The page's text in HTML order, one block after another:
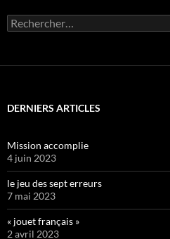
Rechercher :
DERNIERS ARTICLES
Mission accomplie
4 juin 2023
le jeu des sept erreurs
7 mai 2023
« jouet français »
2 avril 2023